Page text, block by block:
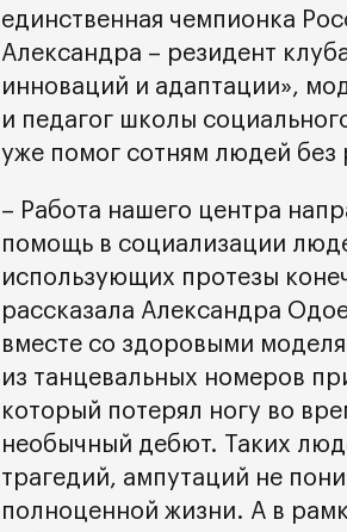
единственная чемпионка
Александра – резидент
инноваций и адаптации»,
и педагог школы
уже помог сотням людей без
– Работа нашего центра
помощь в социализации
использующих протезы
рассказала Александра
вместе со здоровыми
из танцевальных номеров
который потерял ногу во
необычный дебют. Таких
трагедий, ампутаций не
полноценной жизни. А в